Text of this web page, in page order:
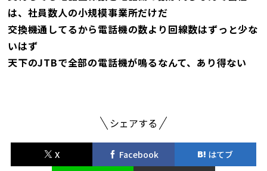
は、社員数人の小規模事業所だけだ
交換機通してるから電話機の数より回線数はずっと少な
いはず
天下のJTBで全部の電話機が鳴るなんて、あり得ない
シェアする
X Facebook
はてブ